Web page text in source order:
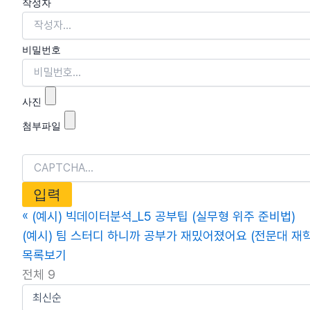
작성자
비밀번호
사진
첨부파일
« (예시) 빅데이터분석_L5 공부팁 (실무형 위주 준비법)
(예시) 팀 스터디 하니까 공부가 재밌어졌어요 (전문대 재
목록보기
전체 9